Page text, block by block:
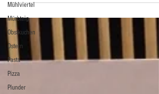
Mühlviertel
Mürbteig
Obstkuchen
Ostern
Pasta
Pizza
Plunder